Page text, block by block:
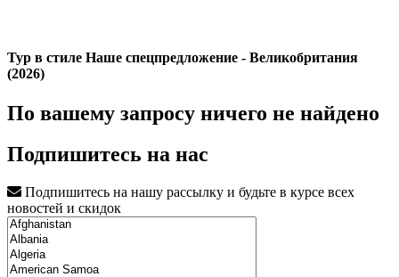
Тур в стиле Наше спецпредложение - Великобритания
(2026)
По вашему запросу ничего не найдено
Подпишитесь на нас
Подпишитесь на нашу рассылку и будьте в курсе всех
новостей и скидок